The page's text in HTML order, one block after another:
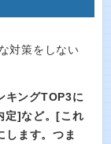
対策をしない
キングTOP3に
定]など。[これ
します。つま